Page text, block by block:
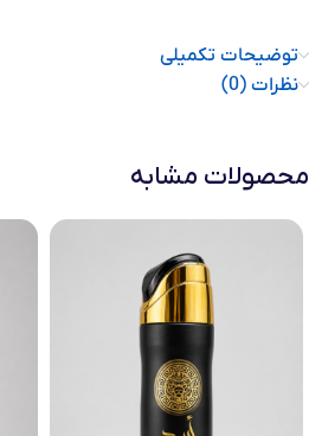
توضیحات تکمیلی
نظرات (0)
محصولات مشابه